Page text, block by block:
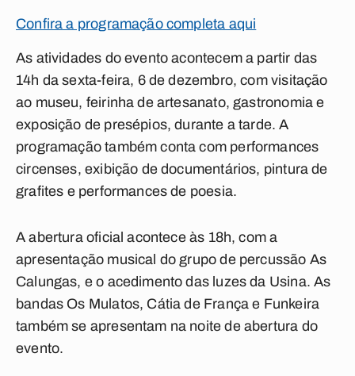
Confira a programação completa aqui
As atividades do evento acontecem a partir das
14h da sexta-feira, 6 de dezembro, com visitação
ao museu, feirinha de artesanato, gastronomia e
exposição de presépios, durante a tarde. A
programação também conta com performances
circenses, exibição de documentários, pintura de
grafites e performances de poesia.
A abertura oficial acontece às 18h, com a
apresentação musical do grupo de percussão As
Calungas, e o acedimento das luzes da Usina. As
bandas Os Mulatos, Cátia de França e Funkeira
também se apresentam na noite de abertura do
evento.